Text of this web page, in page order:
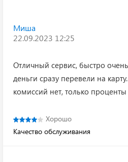
Миша
22.09.2023 12:25
Отличный сервис, быстро
деньги сразу перевели на
комиссий нет, только
Хорошо
Качество обслуживания